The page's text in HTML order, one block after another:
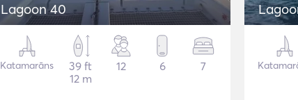
Lagoon 40
Katamarāns
39 ft
12 m
12 6 7